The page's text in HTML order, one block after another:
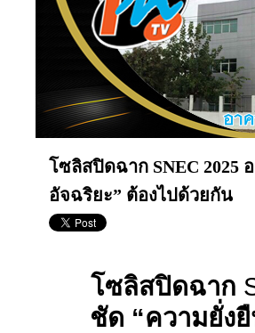
โซลิสปิดฉาก SNEC 2025
อัจฉริยะ” ต้องไปด้วยกัน
โซลิสปิดฉาก
ชัด “ความยั่ง